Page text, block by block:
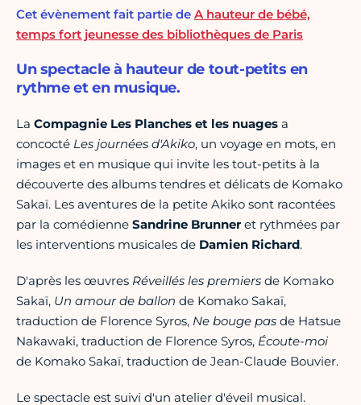
Cet évènement fait partie de A hauteur de bébé,
temps fort jeunesse des bibliothèques de Paris
Un spectacle à hauteur de tout-petits en
rythme et en musique.
La Compagnie Les Planches et les nuages a
concocté Les journées d'Akiko, un voyage en mots, en
images et en musique qui invite les tout-petits à la
découverte des albums tendres et délicats de Komako
Sakaï. Les aventures de la petite Akiko sont racontées
par la comédienne Sandrine Brunneret rythmées par
les interventions musicales de Damien Richard.
D'après les œuvres Réveillés les premiers de Komako
Sakaï, Un amour de ballon de Komako Sakaï,
traduction de Florence Syros, Ne bouge pas de Hatsue
Nakawaki, traduction de Florence Syros, Écoute-moi
de Komako Sakaï, traduction de Jean-Claude Bouvier.
Le spectacle est suivi d'un atelier d'éveil musical.